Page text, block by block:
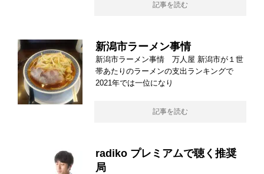
記事を読む
新潟市ラーメン事情
新潟市ラーメン事情 万人屋 新潟市が１世
帯あたりのラーメンの支出ランキングで
2021年では一位になり
記事を読む
radiko プレミアムで聴く推奨
局